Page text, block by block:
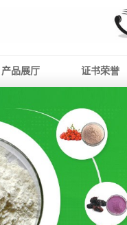
产品展厅 证书荣誉